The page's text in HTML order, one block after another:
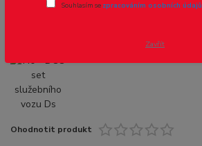
Ohodnotit produkt
Souhlasím se zpracováním osobních údajů
Zavřít